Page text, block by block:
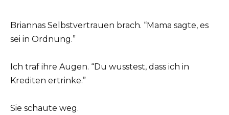
Briannas Selbstvertrauen brach. “Mama sagte, es
sei in Ordnung.”
Ich traf ihre Augen. “Du wusstest, dass ich in
Krediten ertrinke.”
Sie schaute weg.